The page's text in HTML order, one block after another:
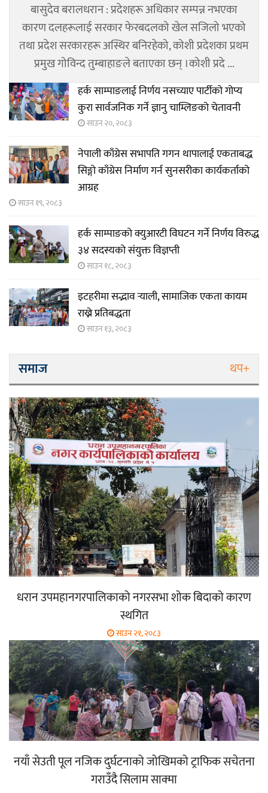
बासुदेव बरालधरान : प्रदेशहरू अधिकार सम्पन्न नभएका
कारण दलहरूलाई सरकार फेरबदलको खेल सजिलो भएको
तथा प्रदेश सरकारहरू अस्थिर बनिरहेको, कोशी प्रदेशका प्रथम
प्रमुख गोविन्द तुम्बाहाङले बताएका छन् ।कोशी प्रदे ...
हर्क साम्पाङलाई निर्णय नसच्याए पार्टीको गोप्य
कुरा सार्वजनिक गर्ने ज्ञानु चाम्लिङको चेतावनी
साउन २०, २०८३
नेपाली काँग्रेस सभापति गगन थापालाई एकताबद्ध
सिङ्गो काँग्रेस निर्माण गर्न सुनसरीका कार्यकर्ताको
आग्रह
साउन १९, २०८३
हर्क साम्पाङको क्युआरटी विघटन गर्ने निर्णय विरुद्ध
३४ सदस्यको संयुक्त विज्ञप्ती
साउन १८, २०८३
इटहरीमा सद्भाव र्‍याली, सामाजिक एकता कायम
राख्ने प्रतिबद्धता
साउन १३, २०८३
समाज थप+
धरान उपमहानगरपालिकाको नगरसभा शोक बिदाको कारण
स्थगित
साउन २१, २०८३
नयाँ सेउती पूल नजिक दुर्घटनाको जोखिमको ट्राफिक सचेतना
गराउँदै सिलाम साक्मा